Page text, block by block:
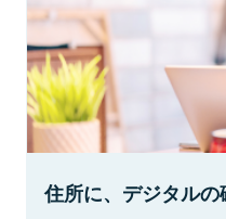
住所に、デジタルの